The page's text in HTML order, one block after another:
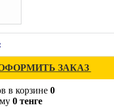
ЗАКАЗ
в корзине 0
0 тенге